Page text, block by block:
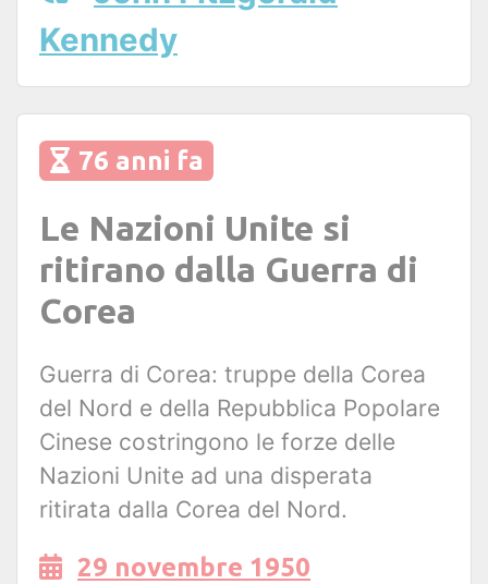
Kennedy
76 anni fa
Le Nazioni Unite si
ritirano dalla Guerra di
Corea
Guerra di Corea: truppe della Corea
del Nord e della Repubblica Popolare
Cinese costringono le forze delle
Nazioni Unite ad una disperata
ritirata dalla Corea del Nord.
29 novembre 1950